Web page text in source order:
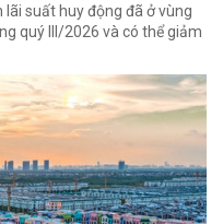
lãi suất huy động đã ở vùng
quý III/2026 và có thể giảm